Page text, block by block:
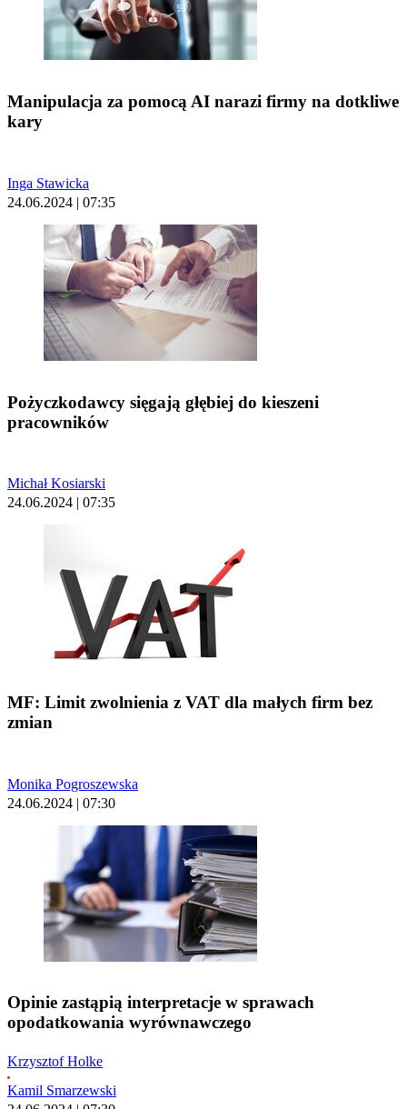
Manipulacja za pomocą AI narazi firmy na dotkliwe
kary
Inga Stawicka
24.06.2024 | 07:35
Pożyczkodawcy sięgają głębiej do kieszeni
pracowników
Michał Kosiarski
24.06.2024 | 07:35
MF: Limit zwolnienia z VAT dla małych firm bez
zmian
Monika Pogroszewska
24.06.2024 | 07:30
Opinie zastąpią interpretacje w sprawach
opodatkowania wyrównawczego
Krzysztof Holke
Kamil Smarzewski